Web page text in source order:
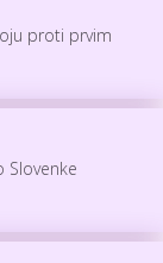
proti prvim
Slovenke